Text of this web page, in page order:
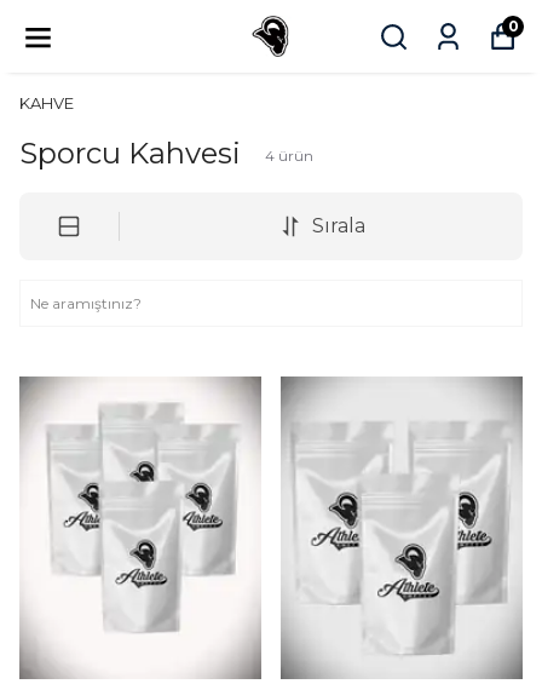
0
KAHVE
Sporcu Kahvesi 4 ürün
Sırala